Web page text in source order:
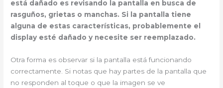
está dañado es revisando la pantalla en busca de
rasguños, grietas o manchas. Si la pantalla tiene
alguna de estas características, probablemente el
display esté dañado y necesite ser reemplazado.
Otra forma es observar si la pantalla está funcionando
correctamente. Si notas que hay partes de la pantalla que
no responden al toque o que la imagen se ve